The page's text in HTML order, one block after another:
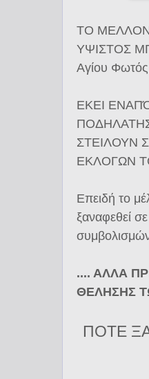
ΤΟ
ΥΨΙΣΤΟΣ
Αγίου
ΕΚΕΙ
ΣΤΕΙΛΟΥΝ
ΕΚΛΟΓΩΝ
Επειδή το
ξαναφεθεί
.... ΑΛΛΑ
ΘΕΛΗΣΗΣ
ΠΟΤΕ